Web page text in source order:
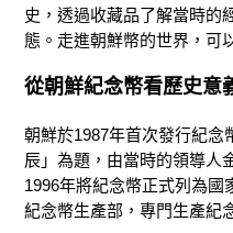
史，透過收藏品了解當時的
態。走進朝鮮幣的世界，可
從朝鮮紀念幣看歷史意
朝鮮於1987年首次發行紀念
辰」為題，由當時的領導人
1996年將紀念幣正式列為國
紀念幣生產部，專門生產紀